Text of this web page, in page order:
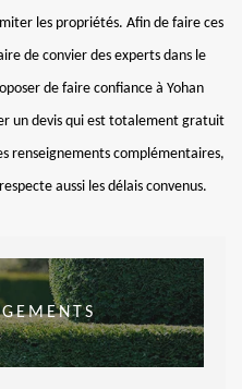
les propriétés. Afin de faire ces
de convier des experts dans le
de faire confiance à Yohan
un devis qui est totalement gratuit
renseignements complémentaires,
aussi les délais convenus.